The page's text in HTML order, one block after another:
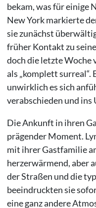
bekam, was für einige
New York markierte
sie zunächst
früher Kontakt zu
doch die letzte Woche
als „komplett surreal“.
unwirklich es sich
verabschieden und ins
Die Ankunft in ihren
prägender Moment.
mit ihrer Gastfamilie
herzerwärmend, aber
der Straßen und die
beeindruckten sie
eine ganz andere